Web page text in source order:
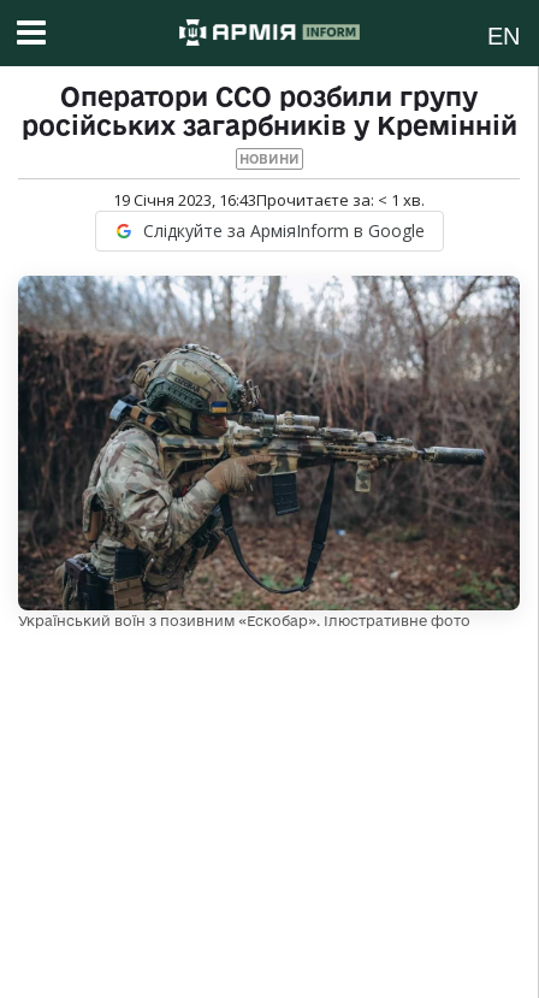
EN
Оператори ССО розбили групу
російських загарбників у Кремінній
НОВИНИ
19 Січня 2023, 16:43Прочитаєте за: < 1 хв.
Слідкуйте за АрміяInform в Google
Український воїн з позивним «Ескобар». Ілюстративне фото